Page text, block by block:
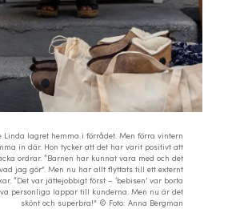
Linda lagret hemma i förrådet. Men förra vintern
in där. Hon tycker att det har varit positivt att
ordrar. “Barnen har kunnat vara med och det
jag gör”. Men nu har allt flyttats till ett externt
“Det var jättejobbigt först – ‘bebisen’ var borta
personliga lappar till kunderna. Men nu är det
skönt och superbra!” © Foto: Anna Bergman